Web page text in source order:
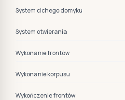
System cichego domyku
System otwierania
Wykonanie frontów
Wykonanie korpusu
Wykończenie frontów